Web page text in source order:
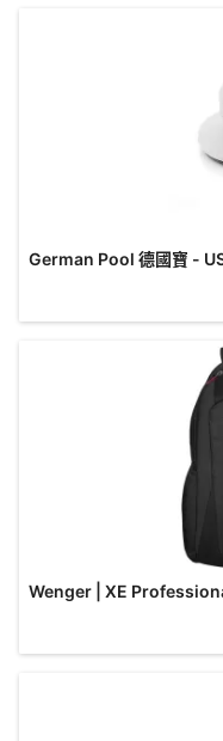
German Pool 德國寶 -
Wenger | XE